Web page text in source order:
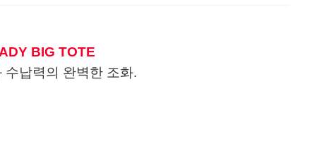
BIG TOTE
수납력의 완벽한 조화.